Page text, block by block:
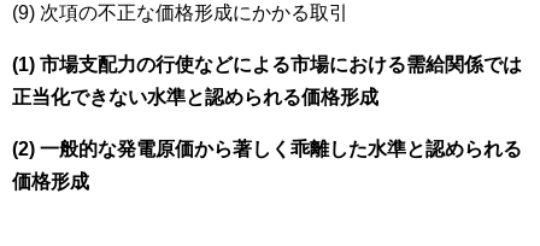
(9) 次項の不正な価格形成にかかる取引
(1) 市場支配力の行使などによる市場における需給関係では
正当化できない水準と認められる価格形成
(2) 一般的な発電原価から著しく乖離した水準と認められる
価格形成